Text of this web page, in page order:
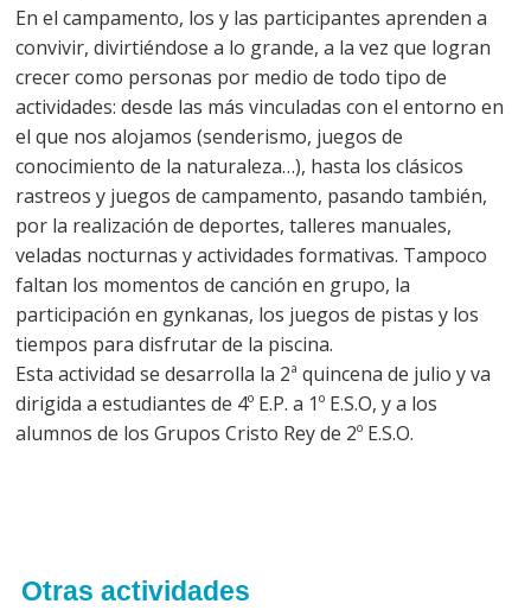
En el campamento, los y las participantes aprenden a
convivir, divirtiéndose a lo grande, a la vez que logran
crecer como personas por medio de todo tipo de
actividades: desde las más vinculadas con el entorno en
el que nos alojamos (senderismo, juegos de
conocimiento de la naturaleza…), hasta los clásicos
rastreos y juegos de campamento, pasando también,
por la realización de deportes, talleres manuales,
veladas nocturnas y actividades formativas. Tampoco
faltan los momentos de canción en grupo, la
participación en gynkanas, los juegos de pistas y los
tiempos para disfrutar de la piscina.
Esta actividad se desarrolla la 2ª quincena de julio y va
dirigida a estudiantes de 4º E.P. a 1º E.S.O, y a los
alumnos de los Grupos Cristo Rey de 2º E.S.O.
Otras actividades